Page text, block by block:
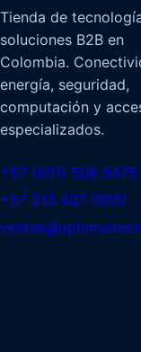
Tienda de
soluciones B2B en
Colombia.
energía, seguridad,
computación y
especializados.
+57 (601) 508 5475
+57 313 437 0000